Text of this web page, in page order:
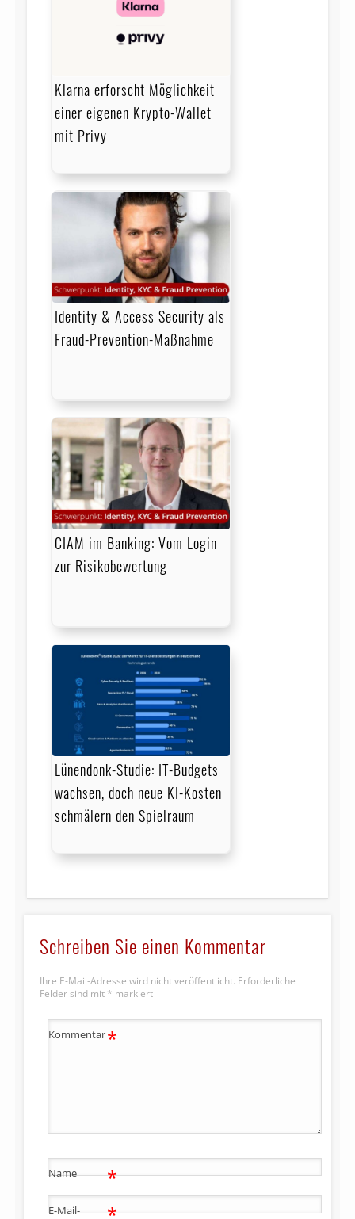
Klarna erforscht Möglichkeit
einer eigenen Krypto-Wallet
mit Privy
Identity & Access Security als
Fraud-Prevention-Maßnahme
CIAM im Banking: Vom Login
zur Risikobewertung
Lünendonk-Studie: IT-Budgets
wachsen, doch neue KI-Kosten
schmälern den Spielraum
Schreiben Sie einen Kommentar
Ihre E-Mail-Adresse wird nicht veröffentlicht. Erforderliche
Felder sind mit * markiert
Kommentar*
Name *
E-Mail-